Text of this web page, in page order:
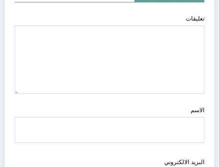
تعليقات
الاسم
البريد الالكتروني